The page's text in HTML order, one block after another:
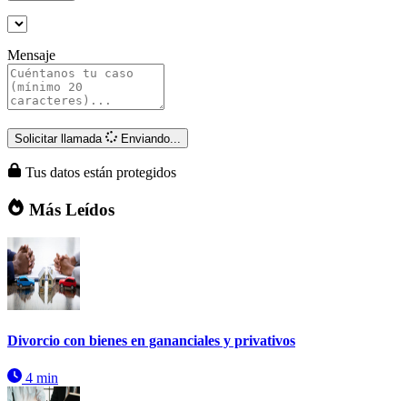
Mensaje
Solicitar llamada Enviando...
Tus datos están protegidos
Más Leídos
Divorcio con bienes en gananciales y privativos
4 min